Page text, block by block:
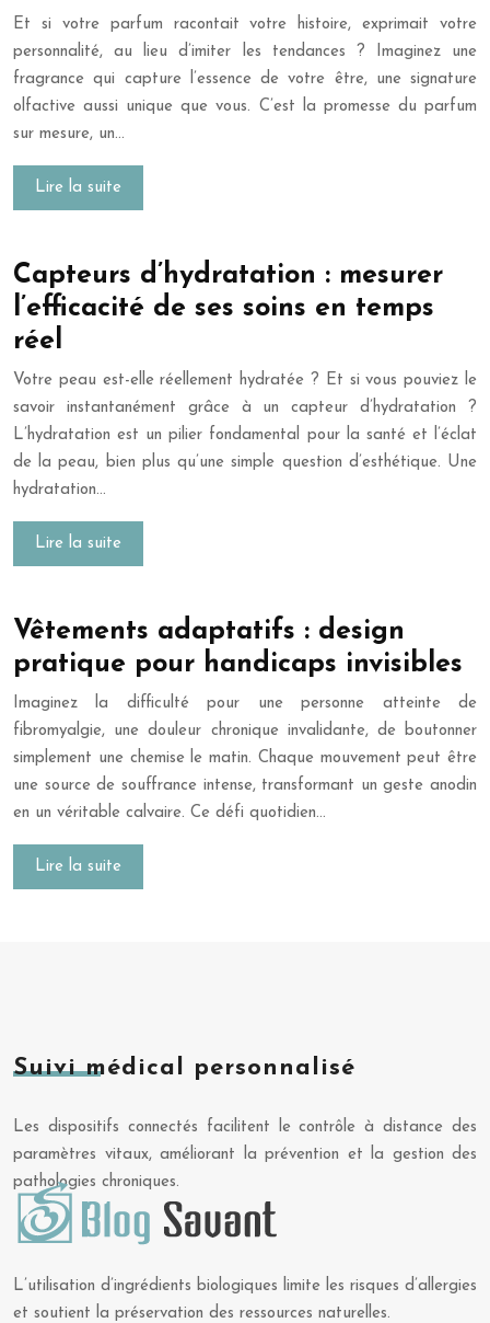
Et si votre parfum racontait votre histoire, exprimait votre
personnalité, au lieu d’imiter les tendances ? Imaginez une
fragrance qui capture l’essence de votre être, une signature
olfactive aussi unique que vous. C’est la promesse du parfum
sur mesure, un…
Lire la suite
Capteurs d’hydratation : mesurer
l’efficacité de ses soins en temps
réel
Votre peau est-elle réellement hydratée ? Et si vous pouviez le
savoir instantanément grâce à un capteur d’hydratation ?
L’hydratation est un pilier fondamental pour la santé et l’éclat
de la peau, bien plus qu’une simple question d’esthétique. Une
hydratation…
Lire la suite
Vêtements adaptatifs : design
pratique pour handicaps invisibles
Imaginez la difficulté pour une personne atteinte de
fibromyalgie, une douleur chronique invalidante, de boutonner
simplement une chemise le matin. Chaque mouvement peut être
une source de souffrance intense, transformant un geste anodin
en un véritable calvaire. Ce défi quotidien…
Lire la suite
Suivi médical personnalisé
Les dispositifs connectés facilitent le contrôle à distance des
paramètres vitaux, améliorant la prévention et la gestion des
pathologies chroniques.
L’utilisation d’ingrédients biologiques limite les risques d’allergies
et soutient la préservation des ressources naturelles.